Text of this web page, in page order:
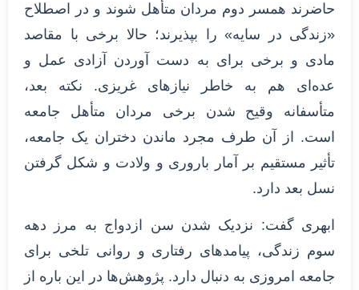
حاضرند همسر دوم مردان متأهل شوند و در اصطلاح
«زندگی در سایه» را بپذیرند؛ حالا برخی با مقاصد
مادی و برخی برای به دست آوردن آزادی عمل و
عده‌ای هم به خاطر نیازهای غریزی. نکته بعد،
متأسفانه وقیح شدن برخی مردان متأهل جامعه
است. از آن طرف مجرد ماندن دختران یک جامعه،
تأثیر مستقیم بر آمار باروری و ولادت و شکل گرفتن
نسل بعد دارد.
ابهری گفت: نزدیک شدن سن ازدواج به مرز دهه
سوم زندگی، پیامدهای رفتاری و روانی تلخی برای
جامعه امروزی به دنبال دارد. پژوهش‌ها در این باره از